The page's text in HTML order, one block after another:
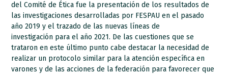
del Comité de Ética fue la presentación de los resultados de
las investigaciones desarrolladas por FESPAU en el pasado
año 2019 y el trazado de las nuevas líneas de
investigación para el año 2021. De las cuestiones que se
trataron en este último punto cabe destacar la necesidad de
realizar un protocolo similar para la atención específica en
varones y de las acciones de la federación para favorecer que